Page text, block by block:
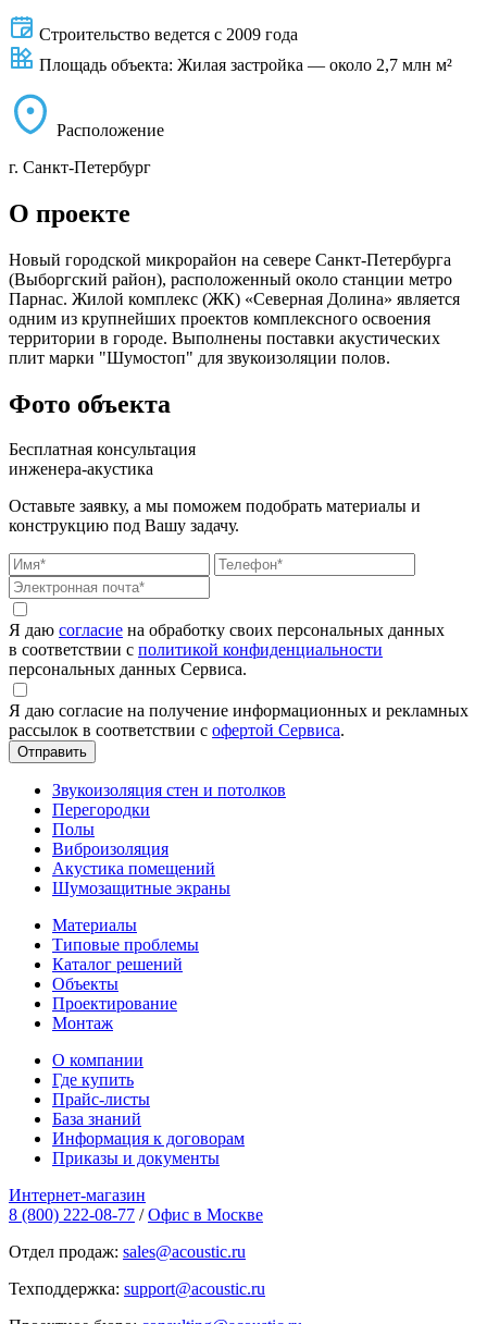
Строительство ведется с 2009 года
Площадь объекта: Жилая застройка — около 2,7 млн м²
Расположение
г. Санкт-Петербург
О проекте
Новый городской микрорайон на севере Санкт-Петербурга
(Выборгский район), расположенный около станции метро
Парнас. Жилой комплекс (ЖК) «Северная Долина» является
одним из крупнейших проектов комплексного освоения
территории в городе. Выполнены поставки акустических
плит марки "Шумостоп" для звукоизоляции полов.
Фото объекта
Бесплатная консультация
инженера-акустика
Оставьте заявку, а мы поможем подобрать материалы и
конструкцию под Вашу задачу.
Я даю согласие на обработку своих персональных данных
в соответствии с политикой конфиденциальности
персональных данных Сервиса.
Я даю согласие на получение информационных и рекламных
рассылок в соответствии с офертой Сервиса.
Звукоизоляция стен и потолков
Перегородки
Полы
Виброизоляция
Акустика помещений
Шумозащитные экраны
Материалы
Типовые проблемы
Каталог решений
Объекты
Проектирование
Монтаж
О компании
Где купить
Прайс-листы
База знаний
Информация к договорам
Приказы и документы
Интернет-магазин
8 (800) 222-08-77 / Офис в Москве
Отдел продаж: sales@acoustic.ru
Техподдержка: support@acoustic.ru